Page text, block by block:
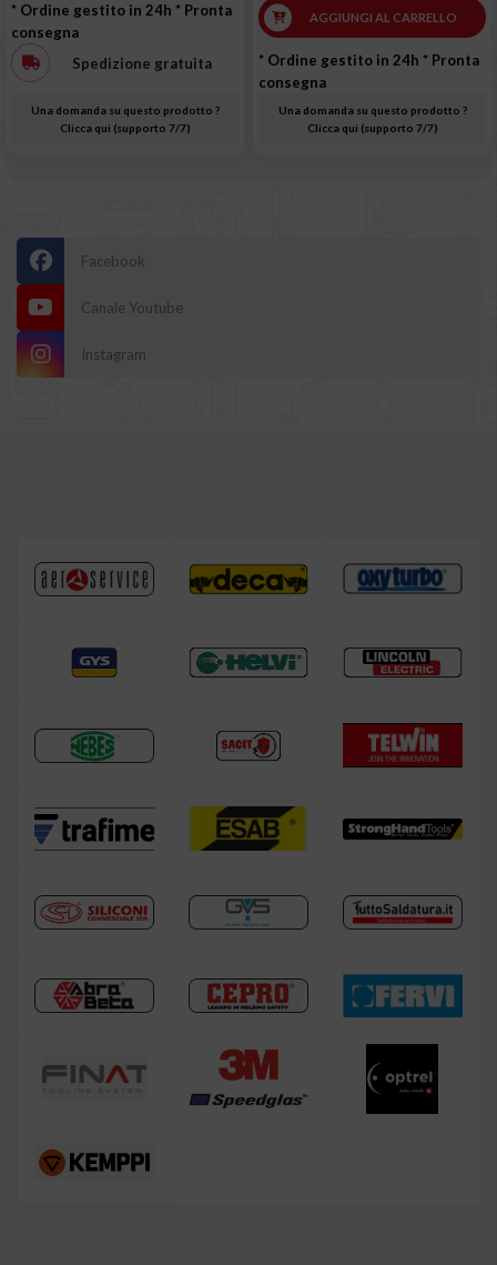
* Ordine gestito in 24h * Pronta
consegna
Spedizione gratuita
Una domanda su questo prodotto ?
Clicca qui (supporto 7/7)
AGGIUNGI AL CARRELLO
* Ordine gestito in 24h * Pronta
consegna
Una domanda su questo prodotto ?
Clicca qui (supporto 7/7)
Facebook
Canale Youtube
Instagram